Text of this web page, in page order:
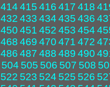
414 415 416 417 418
432 433 434 435 436
450 451 452 453 454
468 469 470 471 472
486 487 488 489 490
504 505 506 507 508
522 523 524 525 526